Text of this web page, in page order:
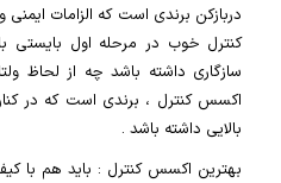
دربازکن برندی است که الزامات
کنترل خوب در مرحله اول بایستی
سازگاری داشته باشد چه از لحاظ
اکسس کنترل ، برندی است که در
بالایی داشته باشد .
بهترین اکسس کنترل : باید هم با